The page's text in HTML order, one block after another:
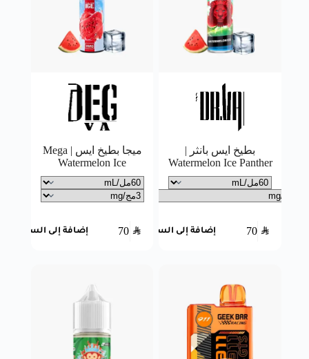
بطيخ ايس بانثر |
Watermelon Ice Panther
70 SAR إضافة إلى السلة
ميجا بطيخ ايس | Mega
Watermelon Ice
70 SAR إضافة إلى السلة